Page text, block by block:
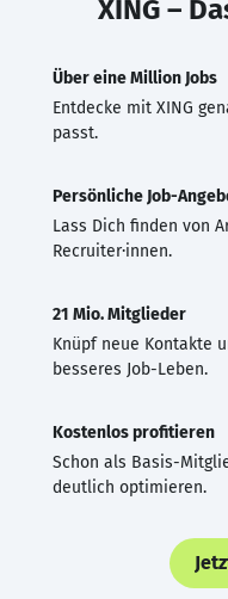
XING –
Über eine Million Jobs
Entdecke mit XING
passt.
Persönliche Job-
Lass Dich finden von
Recruiter·innen.
21 Mio. Mitglieder
Knüpf neue Kontakte
besseres Job-Leben.
Kostenlos profitieren
Schon als Basis-
deutlich optimieren.